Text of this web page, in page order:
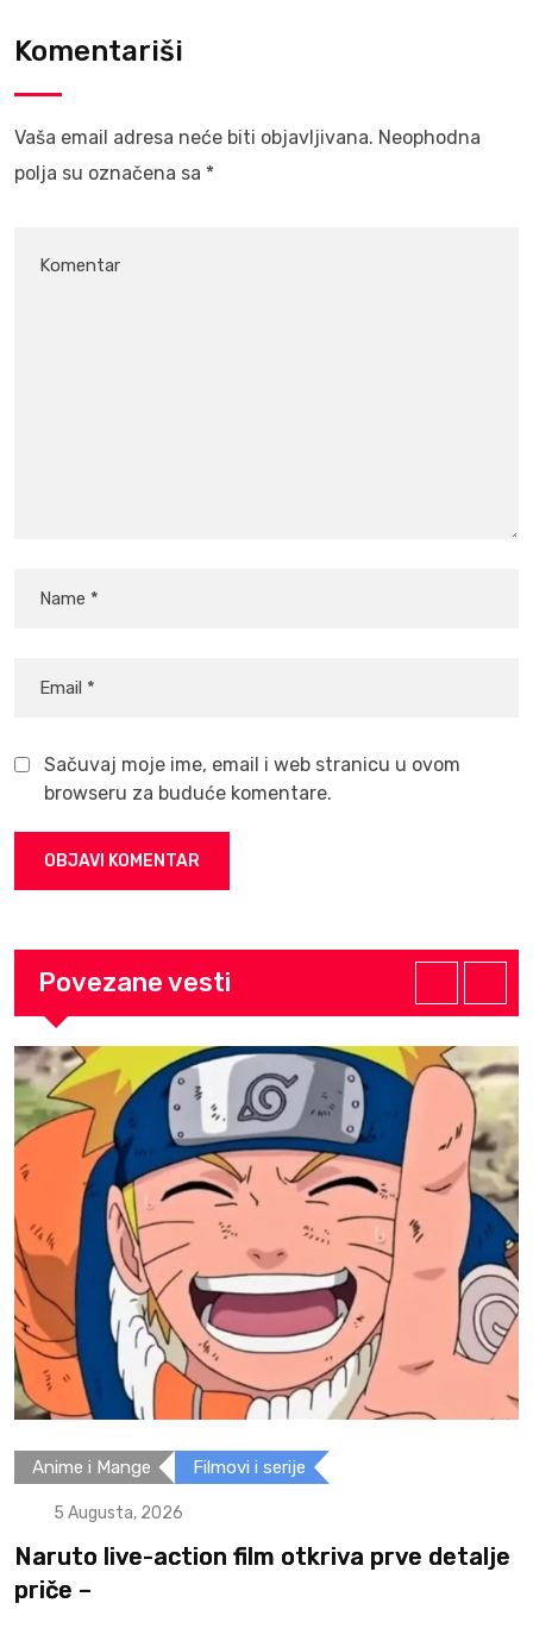
Komentariši
Vaša email adresa neće biti objavljivana. Neophodna
polja su označena sa *
Sačuvaj moje ime, email i web stranicu u ovom
browseru za buduće komentare.
Povezane vesti
Filmovi i serije
5 Augusta, 2026
Spider-Man: Brand New Day: Može li
postojati